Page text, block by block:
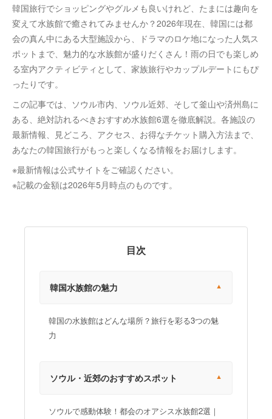
韓国旅行でショッピングやグルメも良いけれど、たまには趣向を
変えて水族館で癒されてみませんか？2026年現在、韓国には都
会の真ん中にある大型施設から、ドラマのロケ地になった人気ス
ポットまで、魅力的な水族館が盛りだくさん！雨の日でも楽しめ
る室内アクティビティとして、家族旅行やカップルデートにもぴ
ったりです。
この記事では、ソウル市内、ソウル近郊、そして釜山や済州島に
ある、絶対訪れるべきおすすめ水族館6選を徹底解説。各施設の
最新情報、見どころ、アクセス、お得なチケット購入方法まで、
あなたの韓国旅行がもっと楽しくなる情報をお届けします。
※最新情報は公式サイトをご確認ください。
※記載の金額は2026年5月時点のものです。
目次
韓国水族館の魅力
韓国の水族館はどんな場所？旅行を彩る3つの魅
力
ソウル・近郊のおすすめスポット
ソウルで感動体験！都会のオアシス水族館2選｜